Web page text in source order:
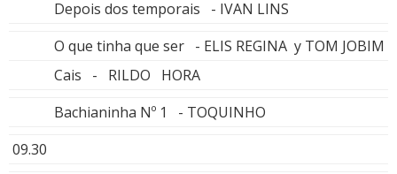
Depois dos temporais - IVAN LINS
O que tinha que ser - ELIS REGINA y TOM JOBIM
Cais - RILDO HORA
Bachianinha Nº 1 - TOQUINHO
09.30